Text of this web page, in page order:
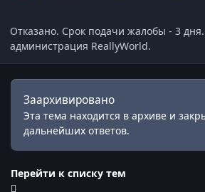
Отказано. Срок подачи жалобы - 3
администрация ReallyWorld.
Заархивировано
Эта тема находится в архиве и
дальнейших ответов.
Перейти к списку тем